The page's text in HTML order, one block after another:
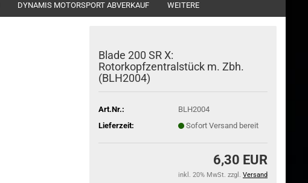
DYNAMIS MOTORSPORT ABVERKAUF WEITERE
Blade 200 SR X:
Rotorkopfzentralstück m. Zbh.
(BLH2004)
Art.Nr.:
BLH2004
Lieferzeit:
Sofort Versand bereit
6,30 EUR
inkl. 20% MwSt. zzgl. Versand